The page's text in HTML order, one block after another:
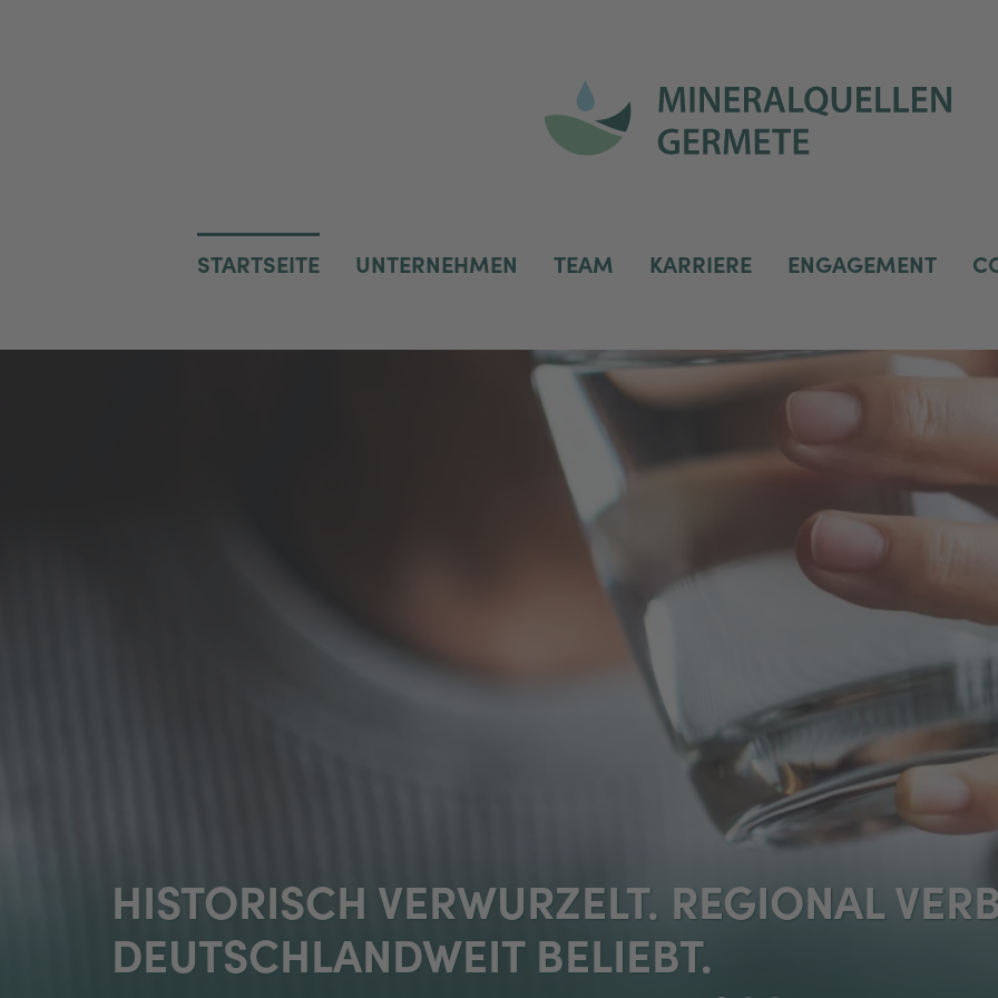
STARTSEITE UNTERNEHMEN TEAM KARRIERE ENGAGEMENT
HISTORISCH VERWURZELT. REGIONAL
DEUTSCHLANDWEIT BELIEBT.